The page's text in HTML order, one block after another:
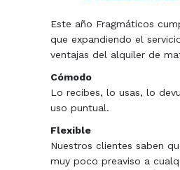
Este año Fragmáticos
que expandiendo el
ventajas del alquiler de
Cómodo
Lo recibes, lo usas, lo
uso puntual.
Flexible
Nuestros clientes saben
muy poco preaviso a